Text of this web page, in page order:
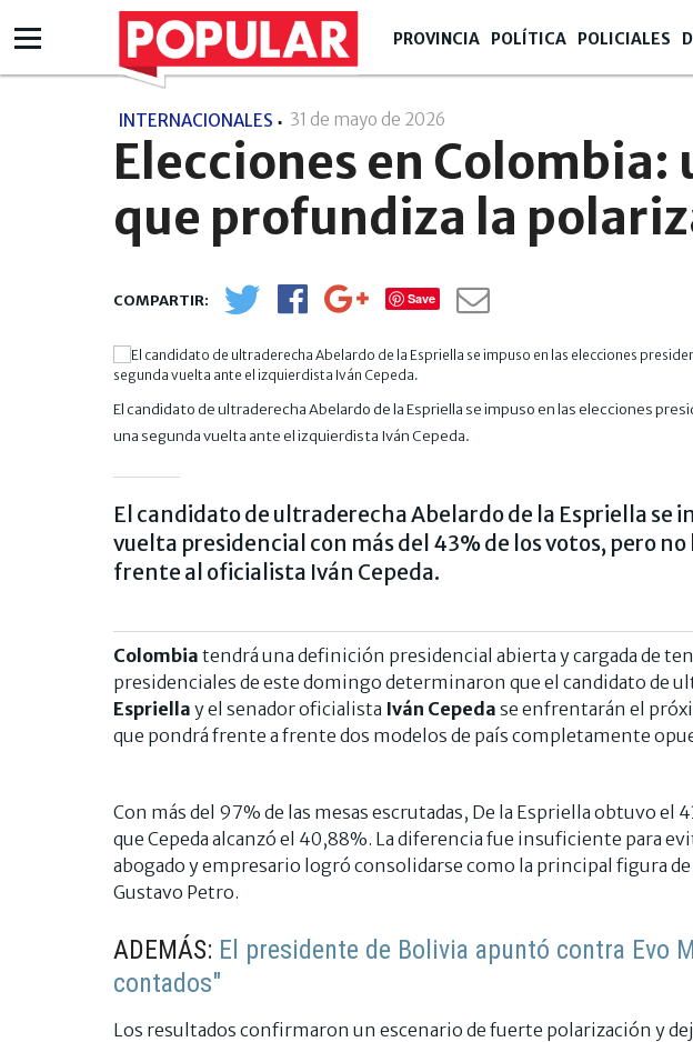
PROVINCIA POLÍTICA POLICIALES
INTERNACIONALES 31 de mayo de 2026
Elecciones en Colombia:
que profundiza la
Save
El candidato de ultraderecha Abelardo de la Espriella se impuso en las elecciones
una segunda vuelta ante el izquierdista Iván Cepeda.
El candidato de ultraderecha Abelardo de la Espriella se
vuelta presidencial con más del 43% de los votos, pero
frente al oficialista Iván Cepeda.
Colombia tendrá una definición presidencial abierta y cargada de
presidenciales de este domingo determinaron que el candidato de
Espriella y el senador oficialista Iván Cepeda se enfrentarán el
que pondrá frente a frente dos modelos de país completamente
Con más del 97% de las mesas escrutadas, De la Espriella obtuvo el
que Cepeda alcanzó el 40,88%. La diferencia fue insuficiente para
abogado y empresario logró consolidarse como la principal figura
Gustavo Petro.
ADEMÁS: El presidente de Bolivia apuntó contra Evo
contados"
Los resultados confirmaron un escenario de fuerte polarización y